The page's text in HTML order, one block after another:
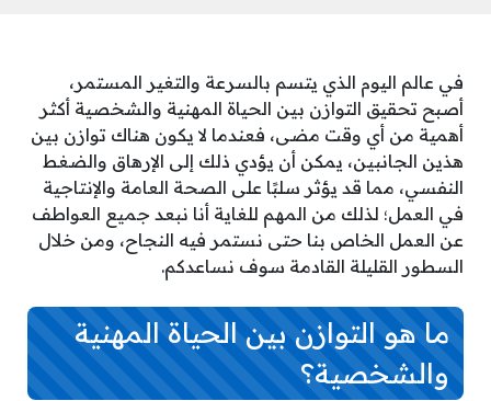
في عالم اليوم الذي يتسم بالسرعة والتغير المستمر،
أصبح تحقيق التوازن بين الحياة المهنية والشخصية أكثر
أهمية من أي وقت مضى، فعندما لا يكون هناك توازن بين
هذين الجانبين، يمكن أن يؤدي ذلك إلى الإرهاق والضغط
النفسي، مما قد يؤثر سلبًا على الصحة العامة والإنتاجية
في العمل؛ لذلك من المهم للغاية أنا نبعد جميع العواطف
عن العمل الخاص بنا حتى نستمر فيه النجاح، ومن خلال
السطور القليلة القادمة سوف نساعدكم.
ما هو التوازن بين الحياة المهنية
والشخصية؟